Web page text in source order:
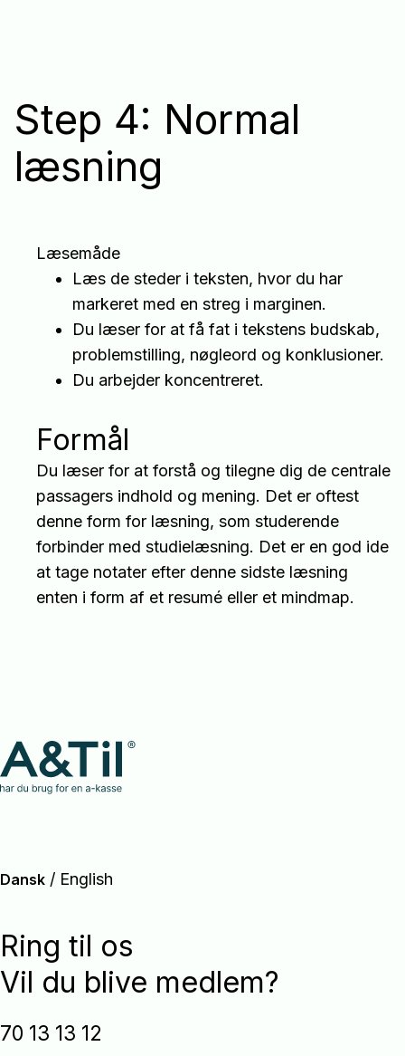
Step 4: Normal
læsning
Læsemåde
Læs de steder i teksten, hvor du har
markeret med en streg i marginen.
Du læser for at få fat i tekstens budskab,
problemstilling, nøgleord og konklusioner.
Du arbejder koncentreret.
Formål
Du læser for at forstå og tilegne dig de centrale
passagers indhold og mening. Det er oftest
denne form for læsning, som studerende
forbinder med studielæsning. Det er en god ide
at tage notater efter denne sidste læsning
enten i form af et resumé eller et mindmap.
Dansk / English
Ring til os
Vil du blive medlem?
70 13 13 12